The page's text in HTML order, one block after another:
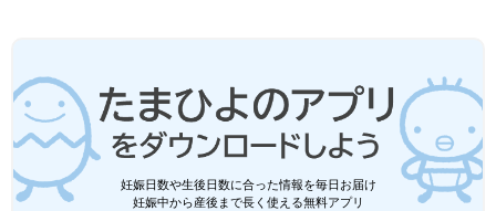
妊娠日数や生後日数に合った情報を毎日お届け
妊娠中から産後まで長く使える無料アプリ